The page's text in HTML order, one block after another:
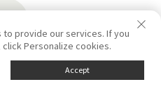
to provide our services. If you
Personalize cookies.
Accept